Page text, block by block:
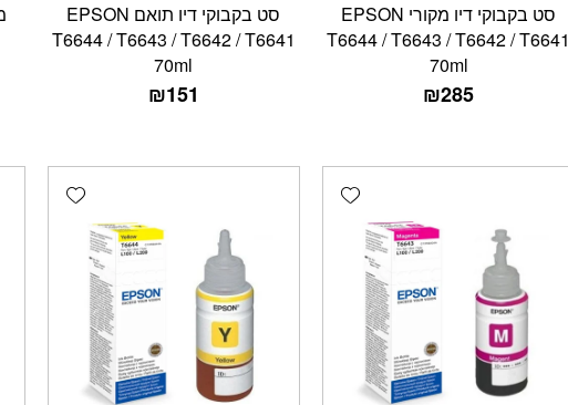
סט בקבוקי דיו מקורי EPSON
T6644 / T6643 / T6642 / T6641
70ml
₪285
סט בקבוקי דיו תואם EPSON
T6644 / T6643 / T6642 / T6641
70ml
₪151
Add wishlist
Add wishlist